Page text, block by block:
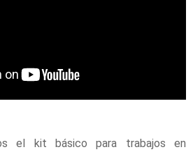
el kit básico para trabajos en